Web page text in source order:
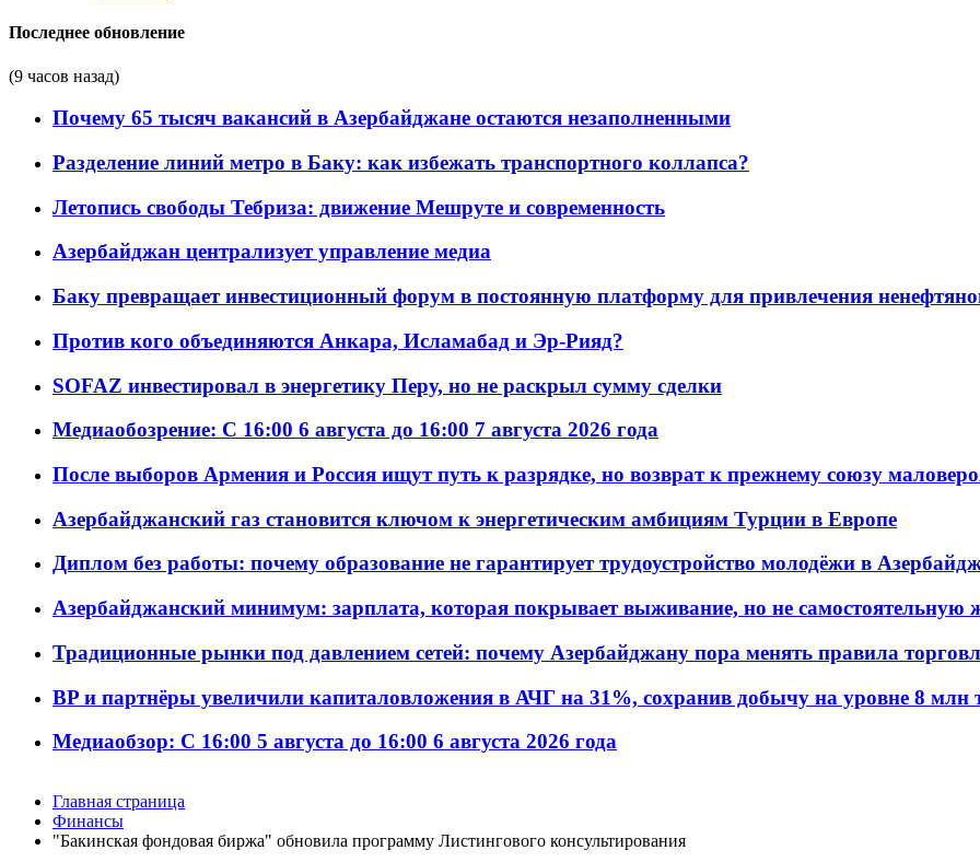
Последнее обновление
(9 часов назад)
Почему 65 тысяч вакансий в Азербайджане остаются незаполненными
Разделение линий метро в Баку: как избежать транспортного коллапса?
Летопись свободы Тебриза: движение Мешруте и современность
Азербайджан централизует управление медиа
Баку превращает инвестиционный форум в постоянную платформу для привлечения
Против кого объединяются Анкара, Исламабад и Эр-Рияд?
SOFAZ инвестировал в энергетику Перу, но не раскрыл сумму сделки
Медиаобозрение: С 16:00 6 августа до 16:00 7 августа 2026 года
После выборов Армения и Россия ищут путь к разрядке, но возврат к прежнему союзу
Азербайджанский газ становится ключом к энергетическим амбициям Турции в Европе
Диплом без работы: почему образование не гарантирует трудоустройство молодёжи в
Азербайджанский минимум: зарплата, которая покрывает выживание, но не самостоятельную
Традиционные рынки под давлением сетей: почему Азербайджану пора менять правила
BP и партнёры увеличили капиталовложения в АЧГ на 31%, сохранив добычу на уровне 8 млн
Медиаобзор: С 16:00 5 августа до 16:00 6 августа 2026 года
Главная страница
Финансы
"Бакинская фондовая биржа" обновила программу Листингового консультирования